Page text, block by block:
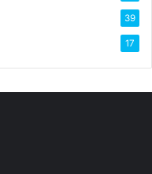
39
17